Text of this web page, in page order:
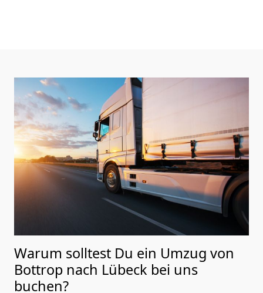
Warum solltest Du ein Umzug von
Bottrop nach Lübeck bei uns
buchen?